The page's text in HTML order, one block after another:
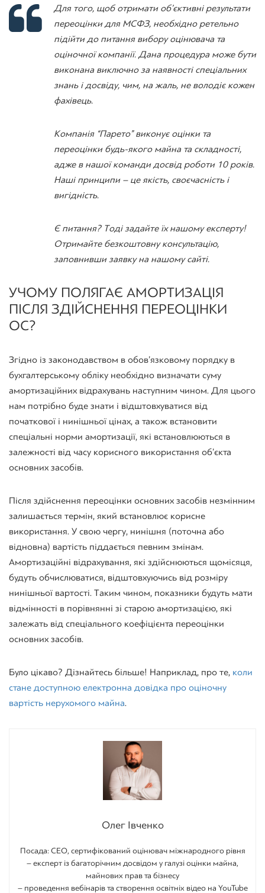
Для того, щоб отримати об’єктивні результати
переоцінки для МСФЗ, необхідно ретельно
підійти до питання вибору оцінювача та
оціночної компанії. Дана процедура може бути
виконана виключно за наявності спеціальних
знань і досвіду, чим, на жаль, не володіє кожен
фахівець.
Компанія “Парето” виконує оцінки та
переоцінки будь-якого майна та складності,
адже в нашої команди досвід роботи 10 років.
Наші принципи – це якість, своєчасність і
вигідність.
Є питання? Тоді задайте їх нашому експерту!
Отримайте безкоштовну консультацію,
заповнивши заявку на нашому сайті.
У ЧОМУ ПОЛЯГАЄ АМОРТИЗАЦІЯ
ПІСЛЯ ЗДІЙСНЕННЯ ПЕРЕОЦІНКИ
ОС?
Згідно із законодавством в обов’язковому порядку в
бухгалтерському обліку необхідно визначати суму
амортизаційних відрахувань наступним чином. Для цього
нам потрібно буде знати і відштовхуватися від
початкової і нинішньої цінах, а також встановити
спеціальні норми амортизації, які встановлюються в
залежності від часу корисного використання об’єкта
основних засобів.
Після здійснення переоцінки основних засобів незмінним
залишається термін, який встановлює корисне
використання. У свою чергу, нинішня (поточна або
відновна) вартість піддається певним змінам.
Амортизаційні відрахування, які здійснюються щомісяця,
будуть обчислюватися, відштовхуючись від розміру
нинішньої вартості. Таким чином, показники будуть мати
відмінності в порівнянні зі старою амортизацією, які
залежать від спеціального коефіцієнта переоцінки
основних засобів.
Було цікаво? Дізнайтесь більше! Наприклад, про те, коли
стане доступною електронна довідка про оціночну
вартість нерухомого майна.
Олег Івченко
Посада: CEO, сертифікований оцінювач міжнародного рівня
– експерт із багаторічним досвідом у галузі оцінки майна,
майнових прав та бізнесу
– проведення вебінарів та створення освітніх відео на YouTube